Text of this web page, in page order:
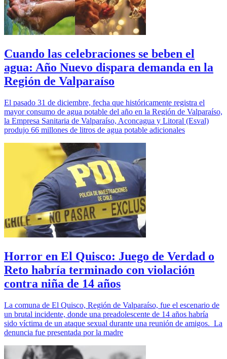
Cuando las celebraciones se beben el
agua: Año Nuevo dispara demanda en la
Región de Valparaíso
El pasado 31 de diciembre, fecha que históricamente registra el
mayor consumo de agua potable del año en la Región de Valparaíso,
la Empresa Sanitaria de Valparaíso, Aconcagua y Litoral (Esval)
produjo 66 millones de litros de agua potable adicionales
Horror en El Quisco: Juego de Verdad o
Reto habría terminado con violación
contra niña de 14 años
La comuna de El Quisco, Región de Valparaíso, fue el escenario de
un brutal incidente, donde una preadolescente de 14 años habría
sido víctima de un ataque sexual durante una reunión de amigos. La
denuncia fue presentada por la madre